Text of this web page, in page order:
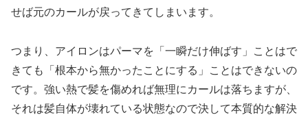
せば元のカールが戻ってきてしまいます。
つまり、アイロンはパーマを「一瞬だけ伸ばす」ことはで
きても「根本から無かったことにする」ことはできないの
です。強い熱で髪を傷めれば無理にカールは落ちますが、
それは髪自体が壊れている状態なので決して本質的な解決